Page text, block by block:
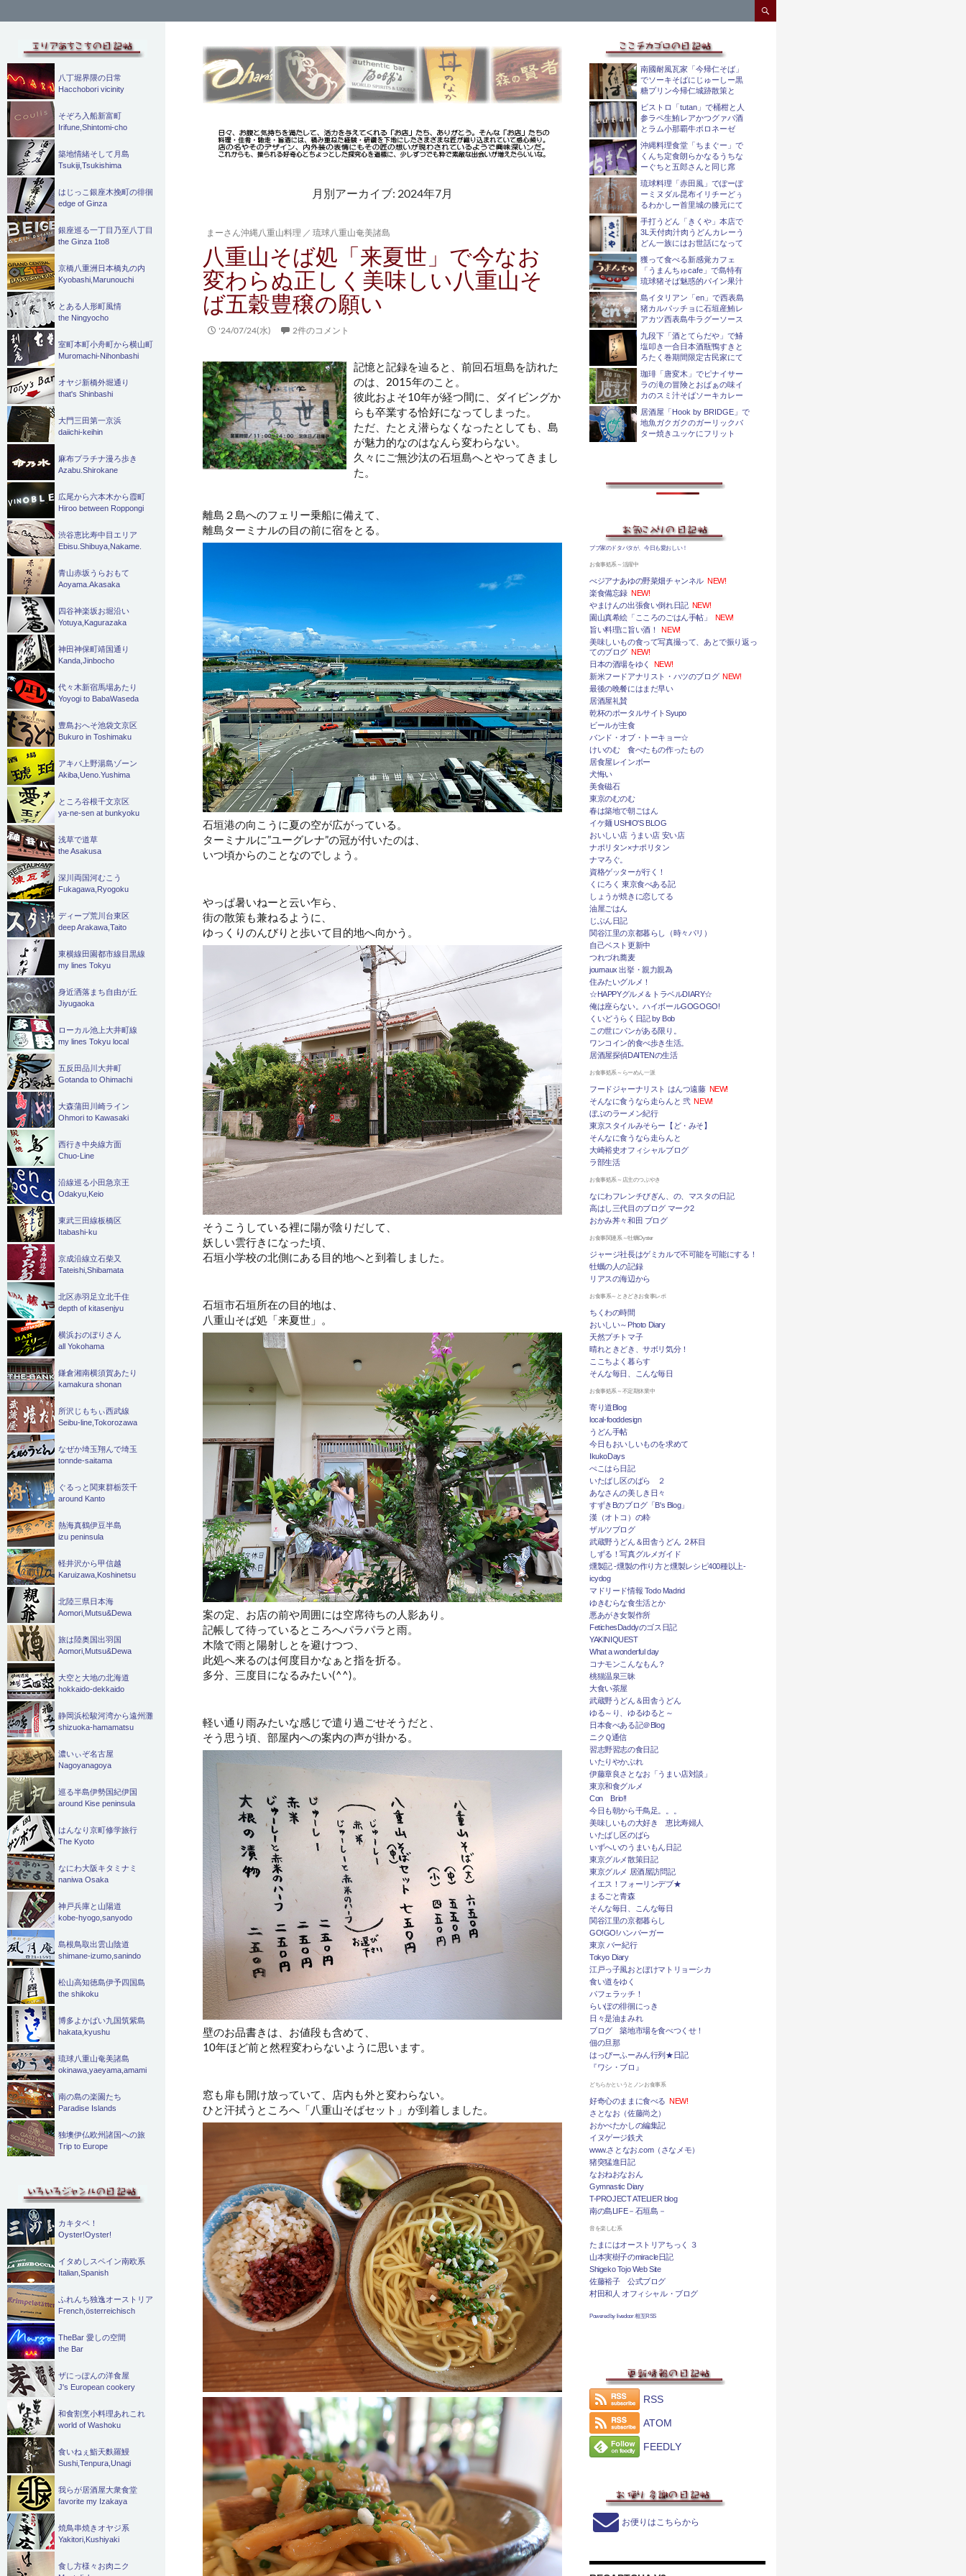
索
月別アーカイブ: 2024年7月
まーさん沖縄八重山料理 ／琉球八重山奄美諸島
八重山そば処「来夏世」で今なお
変わらぬ正しく美味しい八重山そ
ば五穀豊穣の願い
'24/07/24(水) 2件のコメント
記憶と記録を辿ると、前回石垣島を訪れた
のは、2015年のこと。
彼此およそ10年が経つ間に、ダイビングか
らも卒業する恰好になってしまった。
ただ、たとえ潜らなくなったとしても、島
が魅力的なのはなんら変わらない。
久々にご無沙汰の石垣島へとやってきまし
た。
離島２島へのフェリー乗船に備えて、
離島ターミナルの目の前に宿をとる。
石垣港の向こうに夏の空が広がっている。
ターミナルに”ユーグレナ”の冠が付いたのは、
いつ頃からのことなのでしょう。
やっぱ暑いねーと云い乍ら、
街の散策も兼ねるように、
ゆっくりのんびりと歩いて目的地へ向かう。
そうこうしている裡に陽が陰りだして、
妖しい雲行きになった頃、
石垣小学校の北側にある目的地へと到着しました。
石垣市石垣所在の目的地は、
八重山そば処「来夏世」。
案の定、お店の前や周囲には空席待ちの人影あり。
記帳して待っているところへパラパラと雨。
木陰で雨と陽射しとを避けつつ、
此処へ来るのは何度目かなぁと指を折る。
多分、三度目になるみたい(^^)。
軽い通り雨みたいな感じで遣り過ごせそうだと、
そう思う頃、部屋内への案内の声が掛かる。
壁のお品書きは、お値段も含めて、
10年ほど前と然程変わらないように思います。
窓も扉も開け放っていて、店内も外と変わらない。
ひと汗拭うところへ「八重山そばセット」が到着しました。
南國耐風瓦家「今帰仁そば」
でソーキそばにじゅーしー黒
糖プリン今帰仁城跡散策と
ビストロ「tutan」で桶柑と人
参ラペ生鮪レアかつグァバ酒
とラム小那覇牛ボロネーゼ
沖縄料理食堂「ちまぐー」で
くんち定食朗らかなるうちな
ーぐちと五郎さんと同じ席
琉球料理「赤田風」でぽーぽ
ーミヌダル昆布イリチーどぅ
るわかしー首里城の膝元にて
手打うどん「きくや」本店で
3L天付肉汁肉うどんカレーう
どん一族にはお世話になって
獲って食べる新感覚カフェ
「うまんちゅcafe」で島特有
琉球猪そば魅惑的パイン果汁
島イタリアン「en」で西表島
猪カルパッチョに石垣産鮪レ
アカツ西表島牛ラグーソース
九段下「酒とてらだや」で鰆
塩叩き一合日本酒瓶鴨すきと
ろたく巻期間限定古民家にて
珈琲「唐変木」でピナイサー
ラの滝の冒険とおばぁの味イ
カのスミ汁そばソーキカレー
居酒屋「Hook by BRIDGE」で
地魚ガクガクのガーリックバ
ター焼きユッケにフリット
ブブ家のドタバタが、今日も愛おしい！
お食事処系～活躍中
べジアナあゆの野菜畑チャンネル NEW!
楽食備忘録 NEW!
やまけんの出張食い倒れ日記 NEW!
園山真希絵「こころのごはん手帖」
NEW!
旨い料理に旨い酒！
NEW!
美味しいもの食って写真撮って、あとで振り返っ
てのブログ NEW!
日本の酒場をゆく
NEW!
新米フードアナリスト・ハツのブログ NEW!
最後の晩餐にはまだ早い
居酒屋礼賛
乾杯のポータルサイトSyupo
ビールが主食
バンド・オブ・トーキョー☆
けいのむ 食べたもの作ったもの
居食屋レインボー
犬悔い
美食磁石
東京のむのむ
春は築地で朝ごはん
イケ麺 USHIO'S BLOG
おいしい店 うまい店 安い店
ナポリタン×ナポリタン
ナマろぐ。
資格ゲッターが行く！
くにろく 東京食べある記
しょうが焼きに恋してる
油屋ごはん
じぶん日記
関谷江里の京都暮らし（時々パリ）
自己ベスト更新中
つれづれ蕎麦
journaux 出挙・親力親為
住みたいグルメ！
☆HAPPYグルメ＆トラベルDIARY☆
俺は座らない。ハイボールGOGOGO!
くいどうらく日記 by Bob
この世にパンがある限り。
ワンコイン的食べ歩き生活。
居酒屋探偵DAITENの生活
お食事処系～らーめん一派
フードジャーナリスト はんつ遠藤 NEW!
そんなに食うなら走らんと 弐 NEW!
ぼぶのラーメン紀行
東京スタイルみそらー【ど・みそ】
そんなに食うなら走らんと
大崎裕史オフィシャルブログ
ラ部生活
お食事処系～店主のつぶやき
なにわフレンチびぎん、の、マスタの日記
高はし三代目のブログ マーク2
おかみ丼々和田 ブログ
お食事関連系～牡蠣Oyster
ジャージ社長はゲミカルで不可能を可能にする！
牡蠣の人の記録
リアスの海辺から
お食事系～ときどきお食事レポ
ちくわの時間
おいしい～Photo Diary
天然プチトマ子
晴れときどき、サボリ気分！
ここちよく暮らす
そんな毎日、こんな毎日
お食事処系～不定期休業中
寄り道Blog
local-fooddesign
うどん手帖
今日もおいしいものを求めて
IkukoDays
ぺこはら日記
いたばし区のばら ２
あなさんの美しき日々
すずきBのブログ「B's Blog」
漢（オトコ）の粋
ザルツブログ
武蔵野うどん＆田舎うどん ２杯目
しずる！写真グルメガイド
燻製記 -燻製の作り方と燻製レシピ400種以上-
icydog
マドリード情報 Todo Madrid
ゆきむらな食生活とか
悪あがき女製作所
FetichesDaddyのゴス日記
YAKINIQUEST
What a wonderful day
コナモンこんなもん？
桃猫温泉三昧
大食い茶屋
武蔵野うどん＆田舎うどん
ゆる～り、ゆるゆると～
日本食べある記＠Blog
ニクＱ通信
習志野習志の食日記
いたりやかぶれ
伊藤章良さとなお「うまい店対談」
東京和食グルメ
Con Brio!!
今日も朝から千鳥足。。。
美味しいもの大好き 恵比寿婦人
いたばし区のばら
いずへいのうまいもん日記
東京グルメ散策日記
東京グルメ 居酒屋訪問記
イエス！フォーリンデブ★
まるごと青森
そんな毎日、こんな毎日
関谷江里の京都暮らし
GO!GO!ハンバーガー
東京 バー紀行
Tokyo Diary
江戸っ子風おとぼけマトリョーシカ
食い道をゆく
パフェラッチ！
らいぽの徘徊にっき
日々是油まみれ
ブログ 築地市場を食べつくせ！
佃の旦那
はっぴーふーみん行列★日記
『ワシ・ブロ』
どちらかというとノンお食事系
好奇心のままに食べる NEW!
さとなお（佐藤尚之）
おかべたかしの編集記
イヌゲージ鉄犬
www.さとなお.com（さなメモ）
猪突猛進日記
なおねおなおん
Gymnastic Diary
T-PROJECT ATELIER blog
南の島LIFE－石垣島－
音を楽しむ系
たまにはオーストリアちっく ３
山本実樹子のmiracle日記
Shigeko Tojo Web Site
佐藤裕子 公式ブログ
村田和人 オフィシャル・ブログ
Powered by livedoor 相互RSS
RSS
ATOM
FEEDLY
お便りはこちらから
八丁堀界隈の日常
Hacchobori vicinity
そぞろ入船新富町
Irifune,Shintomi-cho
築地情緒そして月島
Tsukiji,Tsukishima
はじっこ銀座木挽町の徘徊
edge of Ginza
銀座巡る一丁目乃至八丁目
the Ginza 1to8
京橋八重洲日本橋丸の内
Kyobashi,Marunouchi
とある人形町風情
the Ningyocho
室町本町小舟町から横山町
Muromachi-Nihonbashi
オヤジ新橋外堀通り
that's Shinbashi
大門三田第一京浜
daiichi-keihin
麻布プラチナ漫ろ歩き
Azabu.Shirokane
広尾から六本木から霞町
Hiroo between Roppongi
渋谷恵比寿中目エリア
Ebisu.Shibuya,Nakame.
青山赤坂うらおもて
Aoyama.Akasaka
四谷神楽坂お堀沿い
Yotuya,Kagurazaka
神田神保町靖国通り
Kanda,Jinbocho
代々木新宿馬場あたり
Yoyogi to BabaWaseda
豊島おへそ池袋文京区
Bukuro in Toshimaku
アキバ上野湯島ゾーン
Akiba,Ueno.Yushima
ところ谷根千文京区
ya-ne-sen at bunkyoku
浅草で道草
the Asakusa
深川両国河むこう
Fukagawa,Ryogoku
ディープ荒川台東区
deep Arakawa,Taito
東横線田園都市線目黒線
my lines Tokyu
身近洒落まち自由が丘
Jiyugaoka
ローカル池上大井町線
my lines Tokyu local
五反田品川大井町
Gotanda to Ohimachi
大森蒲田川崎ライン
Ohmori to Kawasaki
西行き中央線方面
Chuo-Line
沿線巡る小田急京王
Odakyu,Keio
東武三田線板橋区
Itabashi-ku
京成沿線立石柴又
Tateishi,Shibamata
北区赤羽足立北千住
depth of kitasenjyu
横浜おのぼりさん
all Yokohama
鎌倉湘南横須賀あたり
kamakura shonan
所沢じもちぃ西武線
Seibu-line,Tokorozawa
なぜか埼玉翔んで埼玉
tonnde-saitama
ぐるっと関東群栃茨千
around Kanto
熱海真鶴伊豆半島
izu peninsula
軽井沢から甲信越
Karuizawa,Koshinetsu
北陸三県日本海
Aomori,Mutsu&Dewa
旅は陸奥国出羽国
Aomori,Mutsu&Dewa
大空と大地の北海道
hokkaido-dekkaido
静岡浜松駿河湾から遠州灘
shizuoka-hamamatsu
濃いぃぞ名古屋
Nagoyanagoya
巡る半島伊勢国紀伊国
around Kise peninsula
はんなり京町修学旅行
The Kyoto
なにわ大阪キタミナミ
naniwa Osaka
神戸兵庫と山陽道
kobe-hyogo,sanyodo
島根鳥取出雲山陰道
shimane-izumo,sanindo
松山高知徳島伊予四国島
the shikoku
博多よかばい九国筑紫島
hakata,kyushu
琉球八重山奄美諸島
okinawa,yaeyama,amami
南の島の楽園たち
Paradise Islands
独墺伊仏欧州諸国への旅
Trip to Europe
カキタベ！
Oyster!Oyster!
イタめしスペイン南欧系
Italian,Spanish
ふれんち独逸オーストリア
French,österreichisch
TheBar 愛しの空間
the Bar
ザにっぽんの洋食屋
J's European cookery
和食割烹小料理あれこれ
world of Washoku
食いねぇ鮨天麩羅鰻
Sushi,Tenpura,Unagi
我らが居酒屋大衆食堂
favorite my Izakaya
焼鳥串焼きオヤジ系
Yakitori,Kushiyaki
食し方様々お肉ニク